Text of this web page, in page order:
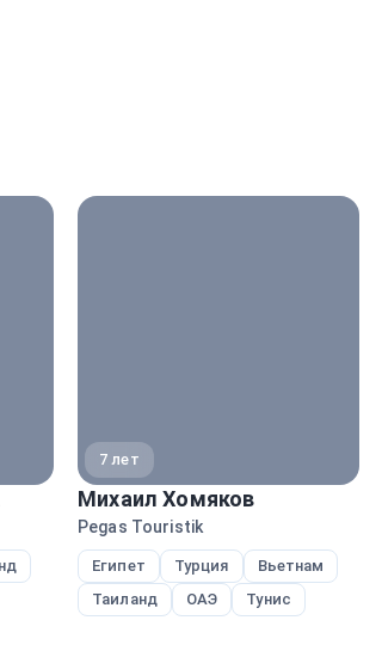
7 лет
Михаил Хомяков
Pegas Touristik
Египет Турция
Вьетнам
Таиланд
ОАЭ Тунис